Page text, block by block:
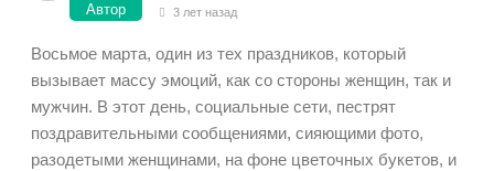
Автор 3 лет назад
Восьмое марта, один из тех праздников, который
вызывает массу эмоций, как со стороны женщин, так и
мужчин. В этот день, социальные сети, пестрят
поздравительными сообщениями, сияющими фото,
разодетыми женщинами, на фоне цветочных букетов, и